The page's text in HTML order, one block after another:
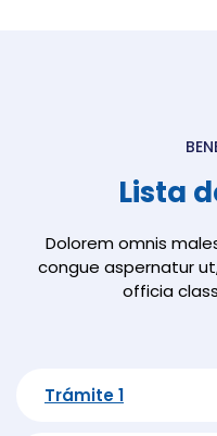
Lista
Dolorem omnis
congue aspernatur
officia
Trámite 1